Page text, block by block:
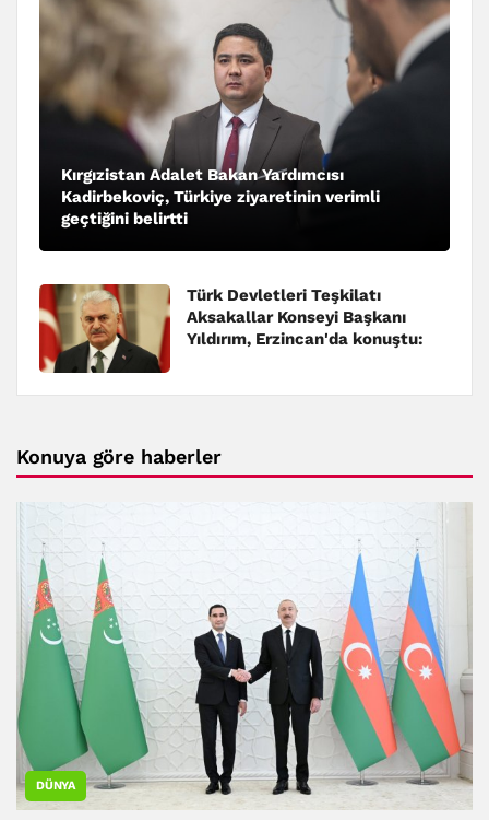
Kırgızistan Adalet Bakan Yardımcısı
Kadirbekoviç, Türkiye ziyaretinin verimli
geçtiğini belirtti
Türk Devletleri Teşkilatı
Aksakallar Konseyi Başkanı
Yıldırım, Erzincan'da konuştu:
Konuya göre haberler
DÜNYA